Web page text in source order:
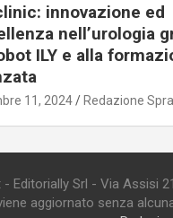
innovazione ed
nell’urologia
ILY e alla
11, 2024 Redazione
Editorially Srl - Via Assisi
aggiornato senza